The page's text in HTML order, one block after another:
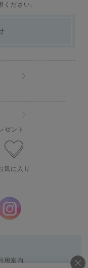
ださい。
ゼント
気に入り
用案内